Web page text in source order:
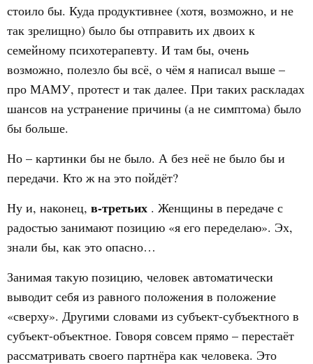
стоило бы. Куда продуктивнее (хотя, возможно, и не
так зрелищно) было бы отправить их двоих к
семейному психотерапевту. И там бы, очень
возможно, полезло бы всё, о чём я написал выше –
про МАМУ, протест и так далее. При таких раскладах
шансов на устранение причины (а не симптома) было
бы больше.
Но – картинки бы не было. А без неё не было бы и
передачи. Кто ж на это пойдёт?
Ну и, наконец, в-третьих . Женщины в передаче с
радостью занимают позицию «я его переделаю». Эх,
знали бы, как это опасно…
Занимая такую позицию, человек автоматически
выводит себя из равного положения в положение
«сверху». Другими словами из субъект-субъектного в
субъект-объектное. Говоря совсем прямо – перестаёт
рассматривать своего партнёра как человека. Это